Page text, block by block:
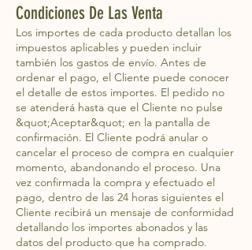
Condiciones De Las Venta
Los importes de cada producto detallan los
impuestos aplicables y pueden incluir
también los gastos de envío. Antes de
ordenar el pago, el Cliente puede conocer
el detalle de estos importes. El pedido no
se atenderá hasta que el Cliente no pulse
&quot;Aceptar&quot; en la pantalla de
confirmación. El Cliente podrá anular o
cancelar el proceso de compra en cualquier
momento, abandonando el proceso. Una
vez confirmada la compra y efectuado el
pago, dentro de las 24 horas siguientes el
Cliente recibirá un mensaje de conformidad
detallando los importes abonados y las
datos del producto que ha comprado.